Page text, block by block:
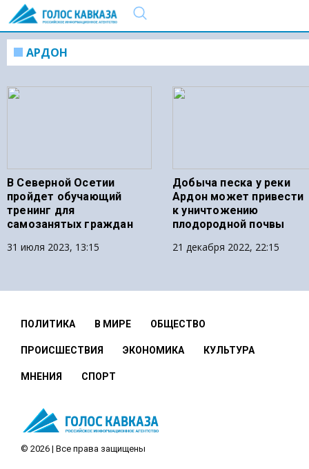
АРДОН
В Северной Осетии
пройдет обучающий
тренинг для
самозанятых граждан
31 июля 2023, 13:15
Добыча песка у реки
Ардон может привести
к уничтожению
плодородной почвы
21 декабря 2022, 22:15
ПОЛИТИКА В МИРЕ ОБЩЕСТВО
ПРОИСШЕСТВИЯ ЭКОНОМИКА КУЛЬТУРА
МНЕНИЯ СПОРТ
© 2026 | Все права защищены